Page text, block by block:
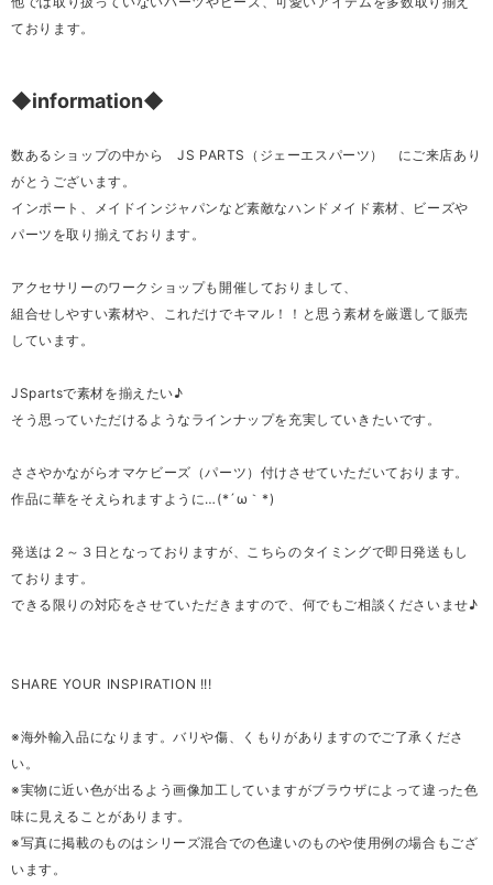
ております。
◆information◆
数あるショップの中から JS PARTS（ジェーエスパーツ） にご来店あり
がとうございます。
インポート、メイドインジャパンなど素敵なハンドメイド素材、ビーズや
パーツを取り揃えております。
アクセサリーのワークショップも開催しておりまして、
組合せしやすい素材や、これだけでキマル！！と思う素材を厳選して販売
しています。
JSpartsで素材を揃えたい♪
そう思っていただけるようなラインナップを充実していきたいです。
ささやかながらオマケビーズ（パーツ）付けさせていただいております。
作品に華をそえられますように…(*´ω｀*)
発送は２～３日となっておりますが、こちらのタイミングで即日発送もし
ております。
できる限りの対応をさせていただきますので、何でもご相談くださいませ♪
SHARE YOUR INSPIRATION !!!
※海外輸入品になります。バリや傷、くもりがありますのでご了承くださ
い。
※実物に近い色が出るよう画像加工していますがブラウザによって違った色
味に見えることがあります。
※写真に掲載のものはシリーズ混合での色違いのものや使用例の場合もござ
います。